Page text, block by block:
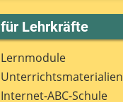
für Lehrkräfte
Lernmodule
Unterrichts­materialien
Internet-ABC-Schule